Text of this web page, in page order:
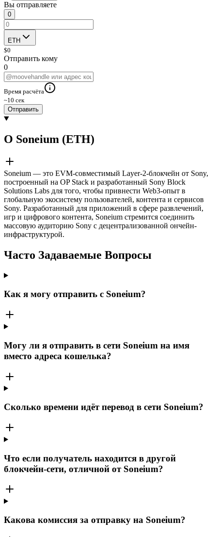
Вы отправляете
0
ETH
$0
Отправить кому
0
Время расчёта
~10 сек
Отправить
О Soneium (ETH)
Soneium — это EVM-совместимый Layer-2-блокчейн от Sony,
построенный на OP Stack и разработанный Sony Block
Solutions Labs для того, чтобы привнести Web3-опыт в
глобальную экосистему пользователей, контента и сервисов
Sony. Разработанный для приложений в сфере развлечений,
игр и цифрового контента, Soneium стремится соединить
массовую аудиторию Sony с децентрализованной ончейн-
инфраструктурой.
Часто Задаваемые Вопросы
Как я могу отправить с Soneium?
Могу ли я отправить в сети Soneium на имя
вместо адреса кошелька?
Сколько времени идёт перевод в сети Soneium?
Что если получатель находится в другой
блокчейн-сети, отличной от Soneium?
Какова комиссия за отправку на Soneium?